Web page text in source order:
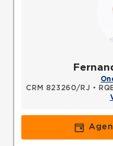
CRM 823260/RJ •